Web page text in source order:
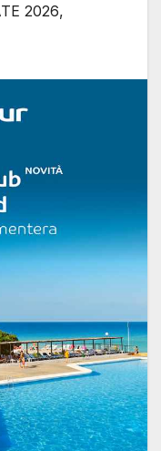
2026,